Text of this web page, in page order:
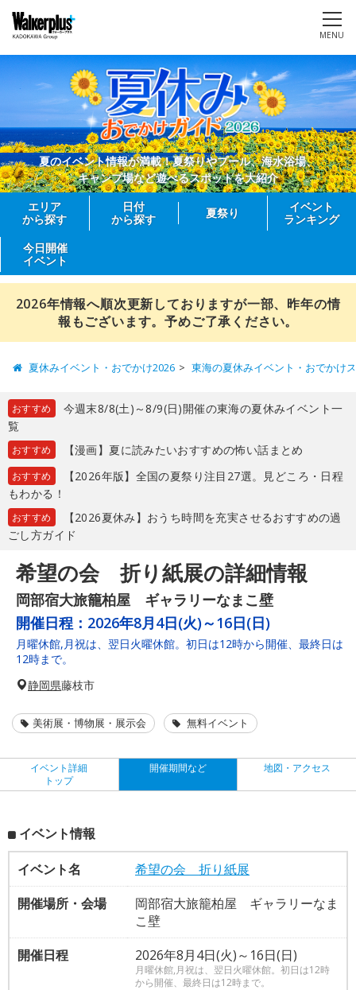
MENU
夏のイベント情報が満載！夏祭りやプール、海水浴場、
キャンプ場など遊べるスポットを大紹介
エリア
から探す
日付
から探す
夏祭り
イベント
ランキング
今日開催
イベント
2026年情報へ順次更新しておりますが一部、昨年の情
報もございます。予めご了承ください。
夏休みイベント・おでかけ2026 東海の夏休みイベント・おでかけ
おすすめ
今週末8/8(土)～8/9(日)開催の東海の夏休みイベント一
覧
おすすめ 【漫画】夏に読みたいおすすめの怖い話まとめ
おすすめ
【2026年版】全国の夏祭り注目27選。見どころ・日程
もわかる！
おすすめ
【2026夏休み】おうち時間を充実させるおすすめの過
ごし方ガイド
希望の会 折り紙展の詳細情報
岡部宿大旅籠柏屋 ギャラリーなまこ壁
開催日程： 2026年8月4日(火)～16日(日)
月曜休館,月祝は、翌日火曜休館。初日は12時から開催、最終日は
12時まで。
静岡県藤枝市
美術展・博物展・展示会 無料イベント
イベント詳細
トップ
開催期間など 地図・アクセス
イベント情報
イベント名
希望の会 折り紙展
開催場所・会場
岡部宿大旅籠柏屋 ギャラリーなま
こ壁
開催日程
2026年8月4日(火)～16日(日)
月曜休館,月祝は、翌日火曜休館。初日は12時
から開催、最終日は12時まで。